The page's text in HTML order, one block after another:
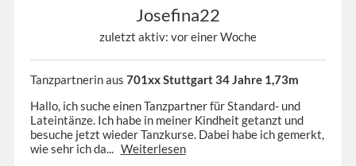
Josefina22
zuletzt aktiv: vor einer Woche
Tanzpartnerin aus 701xx Stuttgart 34 Jahre 1,73m
Hallo, ich suche einen Tanzpartner für Standard- und
Lateintänze. Ich habe in meiner Kindheit getanzt und
besuche jetzt wieder Tanzkurse. Dabei habe ich gemerkt,
wie sehr ich da... Weiterlesen